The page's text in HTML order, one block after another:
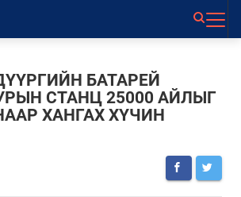
БАТАРЕЙ
СТАНЦ 25000 АЙЛЫГ
ХАНГАХ ХҮЧИН